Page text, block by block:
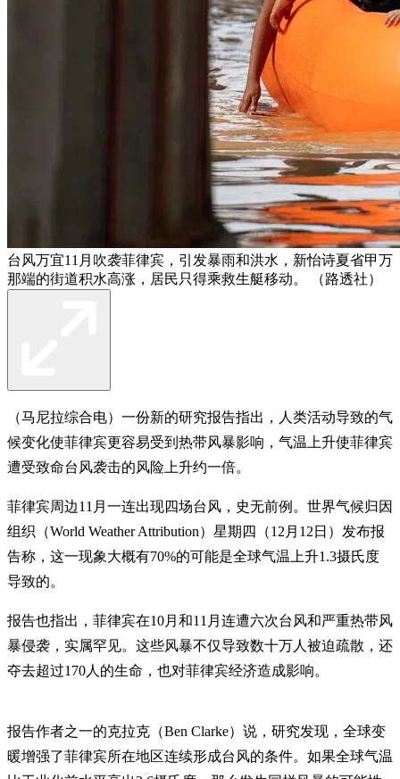
台风万宜11月吹袭菲律宾，引发暴雨和洪水，新怡诗夏省甲万
那端的街道积水高涨，居民只得乘救生艇移动。 （路透社）
（马尼拉综合电）一份新的研究报告指出，人类活动导致的气
候变化使菲律宾更容易受到热带风暴影响，气温上升使菲律宾
遭受致命台风袭击的风险上升约一倍。
菲律宾周边11月一连出现四场台风，史无前例。世界气候归因
组织（World Weather Attribution）星期四（12月12日）发布报
告称，这一现象大概有70%的可能是全球气温上升1.3摄氏度
导致的。
报告也指出，菲律宾在10月和11月连遭六次台风和严重热带风
暴侵袭，实属罕见。这些风暴不仅导致数十万人被迫疏散，还
夺去超过170人的生命，也对菲律宾经济造成影响。
报告作者之一的克拉克（Ben Clarke）说，研究发现，全球变
暖增强了菲律宾所在地区连续形成台风的条件。如果全球气温